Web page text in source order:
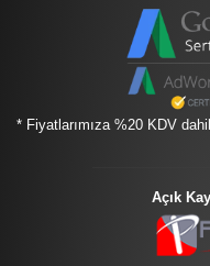
* Fiyatlarımıza %20 KDV
Açık